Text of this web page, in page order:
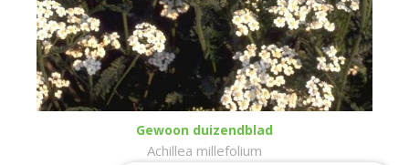
Gewoon duizendblad
Achillea millefolium